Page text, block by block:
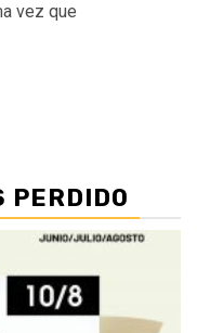
vez que
PERDIDO